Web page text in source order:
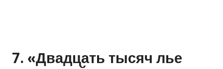
7. «Двадцать тысяч лье